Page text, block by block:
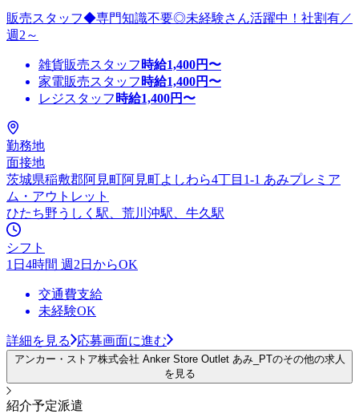
販売スタッフ◆専門知識不要◎未経験さん活躍中！社割有／
週2～
雑貨販売スタッフ 時給1,400円〜
家電販売スタッフ 時給1,400円〜
レジスタッフ 時給1,400円〜
勤務地
面接地
茨城県稲敷郡阿見町阿見町よしわら4丁目1-1 あみプレミア
ム・アウトレット
ひたち野うしく駅、荒川沖駅、牛久駅
シフト
1日4時間 週2日からOK
交通費支給
未経験OK
詳細を見る 応募画面に進む
アンカー・ストア株式会社 Anker Store Outlet あみ_PTのその他の求人
を見る
紹介予定派遣